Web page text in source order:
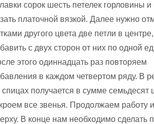
сорок шесть петелек горловины
платочной вязкой. Далее нужно
другого цвета две петли в
с двух сторон от них по одной
этого одиннадцать раз повторяем
в каждом четвертом ряду. В
спицах получается в сумме
все звенья. Продолжаем
В конце нам необходимо сделать